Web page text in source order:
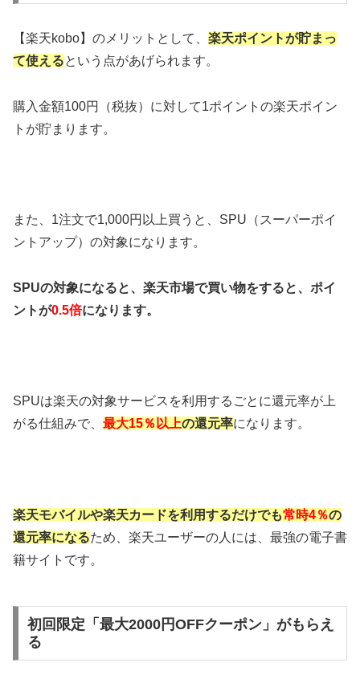
【楽天kobo】のメリットとして、 楽天ポイントが貯まっ
て使えるという点があげられます。
購入金額100円（税抜）に対して1ポイントの楽天ポイン
トが貯まります。
また、1注文で1,000円以上買うと、SPU（スーパーポイ
ントアップ）の対象になります。
SPUの対象になると、楽天市場で買い物をすると、ポイ
ントが0.5倍になります。
SPUは楽天の対象サービスを利用するごとに還元率が上
がる仕組みで、 最大15％以上の還元率になります。
楽天モバイルや楽天カードを利用するだけでも常時4％の
還元率になるため、楽天ユーザーの人には、最強の電子書
籍サイトです。
初回限定「最大2000円OFFクーポン」がもらえ
る